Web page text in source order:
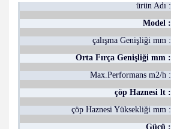
ürün Adı :
Model :
çalışma Genişliği mm :
Orta Fırça Genişliği mm :
Max.Performans m2/h :
çöp Haznesi lt :
çöp Haznesi Yüksekliği mm :
Gücü :